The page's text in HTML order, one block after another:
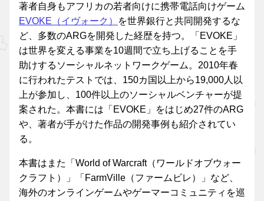
著者自身もアフリカの若者向けに携帯電話向けゲーム
EVOKE（イヴォーク）
を世界銀行と共同開発するな
ど、多数のARGを開発した経歴を持つ。「EVOKE」
は世界を変える事業を10週間で立ち上げることを手
助けするソーシャルネットワークゲーム。2010年春
に行われたテストでは、150カ国以上から19,000人以
上が参加し、100件以上のソーシャルベンチャーが提
案された。本書には「EVOKE」をはじめ27件のARG
や、著者が手がけた作品の開発事例も紹介されてい
る。
本書はまた「World of Warcraft（ワールドオブウォー
クラフト）」「FarmVille（ファームビレ）」など、
海外のオンラインゲームやゲーマーコミュニティを巡